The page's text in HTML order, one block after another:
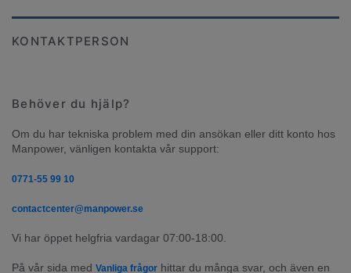
KONTAKTPERSON
Behöver du hjälp?
Om du har tekniska problem med din ansökan eller ditt konto hos
Manpower, vänligen kontakta vår support:
0771-55 99 10
contactcenter@manpower.se
Vi har öppet helgfria vardagar 07:00-18:00.
På vår sida med Vanliga frågor hittar du många svar, och även en